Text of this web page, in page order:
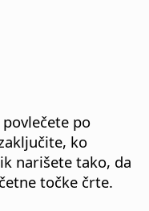
po
ko
narišete tako, da
točke črte.